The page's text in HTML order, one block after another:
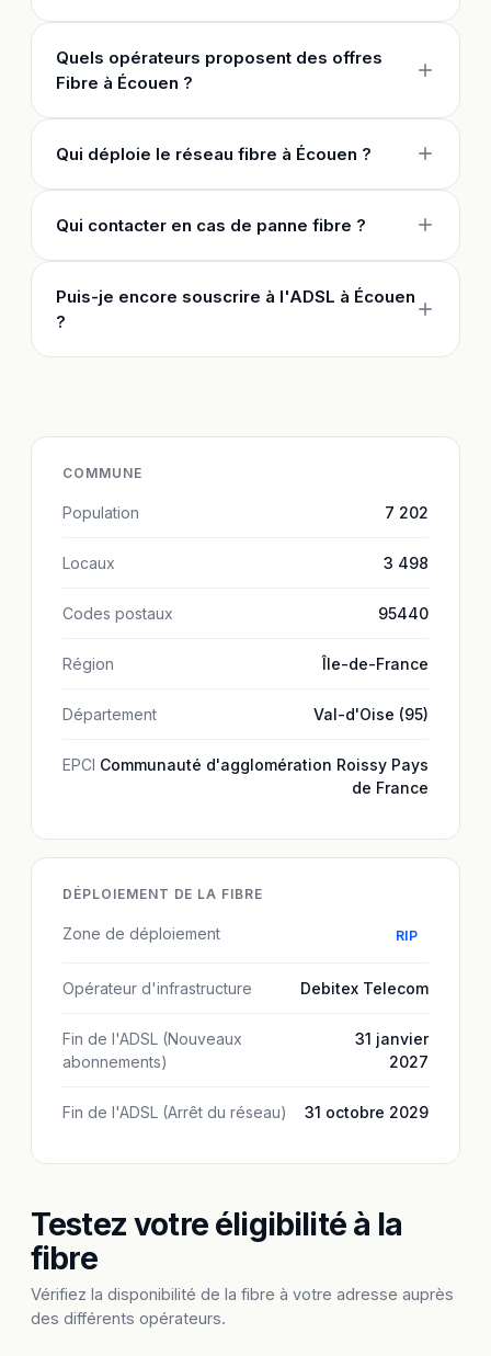
Quels opérateurs proposent des offres
Fibre à Écouen ?
Qui déploie le réseau fibre à Écouen ?
Qui contacter en cas de panne fibre ?
Puis-je encore souscrire à l'ADSL à Écouen
?
COMMUNE
Population 7 202
Locaux 3 498
Codes postaux 95440
Région Île-de-France
Département Val-d'Oise (95)
EPCI Communauté d'agglomération Roissy Pays
de France
DÉPLOIEMENT DE LA FIBRE
Zone de déploiement RIP
Opérateur d'infrastructure Debitex Telecom
Fin de l'ADSL (Nouveaux
abonnements)
31 janvier
2027
Fin de l'ADSL (Arrêt du réseau) 31 octobre 2029
Testez votre éligibilité à la
fibre
Vérifiez la disponibilité de la fibre à votre adresse auprès
des différents opérateurs.